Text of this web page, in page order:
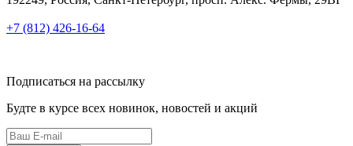
+7 (812) 426-16-64
Подписаться на рассылку
Будте в курсе всех новинок, новостей и акций